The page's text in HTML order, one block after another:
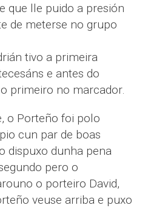
que lle puido a presión
de meterse no grupo
tivo a primeira
e antes do
primeiro no marcador.
o Porteño foi polo
cun par de boas
dispuxo dunha pena
pero o
o porteiro David,
veuse arriba e puxo